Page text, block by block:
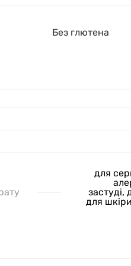
Без глютена
для
застуді,
для